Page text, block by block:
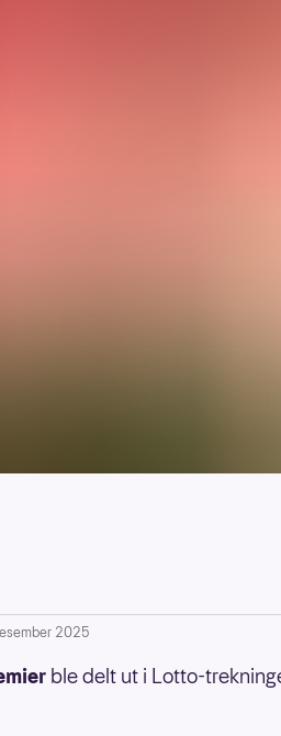
2025
ble delt ut i Lotto-